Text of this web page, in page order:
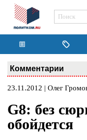
Комментарии
23.11.2012 | Олег
G8: без
обойдется